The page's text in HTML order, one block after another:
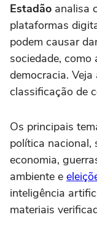
Estadão analisa
plataformas
podem causar
sociedade, como
democracia.
classificação de
Os principais
política nacional,
economia,
ambiente e
inteligência
materiais